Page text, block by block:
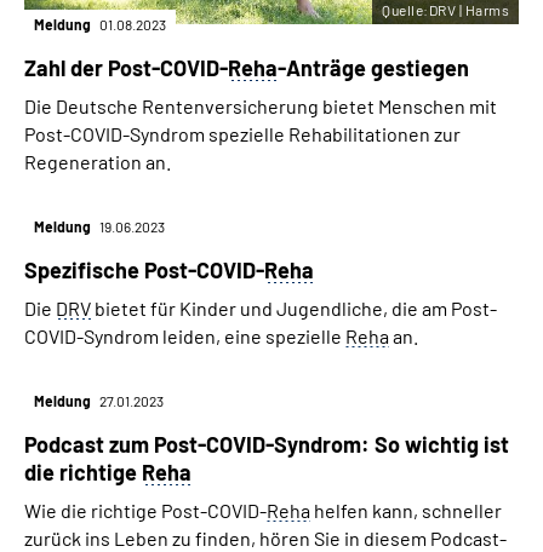
Meldung 01.08.2023
Zahl der Post-COVID-Reha-Anträge gestiegen
Die Deutsche Rentenversicherung bietet Menschen mit
Post-COVID-Syndrom spezielle Rehabilitationen zur
Regeneration an.
Quelle:DRV | Harms
Meldung 19.06.2023
Spezifische Post-COVID-Reha
Die DRV bietet für Kinder und Jugendliche, die am Post-
COVID-Syndrom leiden, eine spezielle Rehaan.
Meldung 27.01.2023
Podcast zum Post-COVID-Syndrom: So wichtig ist
die richtige Reha
Wie die richtige Post-COVID-Reha helfen kann, schneller
zurück ins Leben zu finden, hören Sie in diesem Podcast-